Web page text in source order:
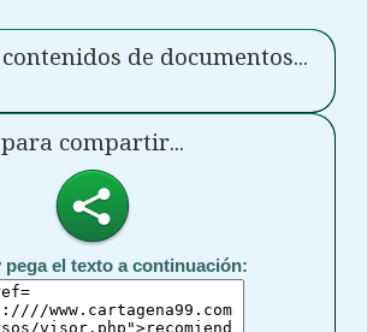
de documentos...
para compartir...
pega el texto a continuación: